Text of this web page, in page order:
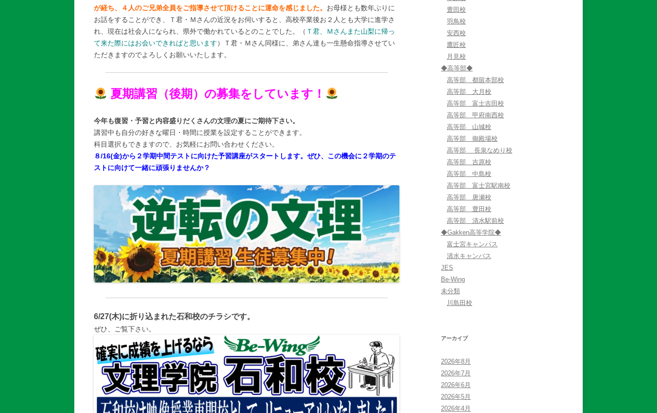
が経ち、４人のご兄弟全員をご指導させて頂けることに運命を感じました。 お母様とも数年ぶりに
お話をすることができ、Ｔ君・Ｍさんの近況をお伺いすると、高校卒業後お２人とも大学に進学さ
れ、現在は社会人になられ、県外で働かれているとのことでした。（ Ｔ君、Ｍさんまた山梨に帰っ
て来た際にはお会いできればと思います）Ｔ君・Ｍさん同様に、弟さん達も一生懸命指導させてい
ただきますのでよろしくお願いいたします。
夏期講習（後期）の募集をしています！
今年も復習・予習と内容盛りだくさんの文理の夏にご期待下さい。
講習中も自分の好きな曜日・時間に授業を設定することができます。
科目選択もできますので、お気軽にお問い合わせください。
８/16(金)から２学期中間テストに向けた予習講座がスタートします。ぜひ、この機会に２学期のテ
ストに向けて一緒に頑張りませんか？
6/27(木)に折り込まれた石和校のチラシです。
ぜひ、ご覧下さい。
豊田校
羽鳥校
安西校
鷹匠校
月見校
◆高等部◆
高等部 都留本部校
高等部 大月校
高等部 富士吉田校
高等部 甲府南西校
高等部 山城校
高等部 御殿場校
高等部 長泉なめり校
高等部 吉原校
高等部 中島校
高等部 富士宮駅南校
高等部 唐瀬校
高等部 豊田校
高等部 清水駅前校
◆Gakken高等学院◆
富士宮キャンパス
清水キャンパス
JES
Be-Wing
未分類
川島田校
アーカイブ
2026年8月
2026年7月
2026年6月
2026年5月
2026年4月